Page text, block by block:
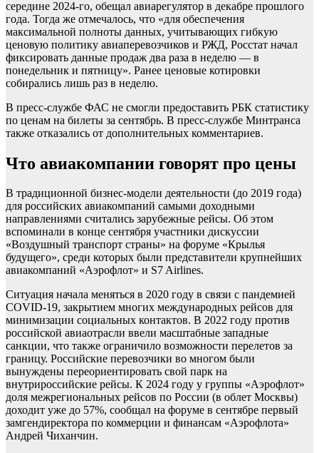
середине 2024-го, обещал авиарегулятор в декабре прошлого
года. Тогда же отмечалось, что «для обеспечения
максимальной полноты данных, учитывающих гибкую
ценовую политику авиаперевозчиков и РЖД, Росстат начал
фиксировать данные продаж два раза в неделю — в
понедельник и пятницу». Ранее ценовые котировки
собирались лишь раз в неделю.
В пресс-службе ФАС не смогли предоставить РБК статистику
по ценам на билеты за сентябрь. В пресс-службе Минтранса
также отказались от дополнительных комментариев.
Что авиакомпании говорят про цены
В традиционной бизнес-модели деятельности (до 2019 года)
для российских авиакомпаний самыми доходными
направлениями считались зарубежные рейсы. Об этом
вспоминали в конце сентября участники дискуссии
«Воздушный транспорт страны» на форуме «Крылья
будущего», среди которых были представители крупнейших
авиакомпаний «Аэрофлот» и S7 Airlines.
Ситуация начала меняться в 2020 году в связи с пандемией
COVID-19, закрытием многих международных рейсов для
минимизации социальных контактов. В 2022 году против
российской авиаотрасли ввели масштабные западные
санкции, что также ограничило возможности перелетов за
границу. Российские перевозчики во многом были
вынуждены переориентировать свой парк на
внутрироссийские рейсы. К 2024 году у группы «Аэрофлот»
доля межрегиональных рейсов по России (в облет Москвы)
доходит уже до 57%, сообщал на форуме в сентябре первый
замгендиректора по коммерции и финансам «Аэрофлота»
Андрей Чиханчин.